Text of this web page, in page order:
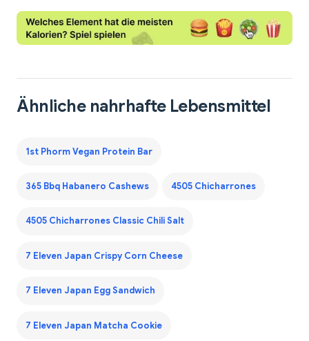
Ähnliche nahrhafte Lebensmittel
1st Phorm Vegan Protein Bar
365 Bbq Habanero Cashews 4505 Chicharrones
4505 Chicharrones Classic Chili Salt
7 Eleven Japan Crispy Corn Cheese
7 Eleven Japan Egg Sandwich
7 Eleven Japan Matcha Cookie